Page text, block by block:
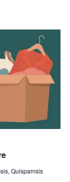
Quispamsis